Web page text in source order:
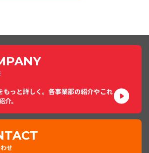
もっと詳しく。各事業部の紹介やこれ
。
せ